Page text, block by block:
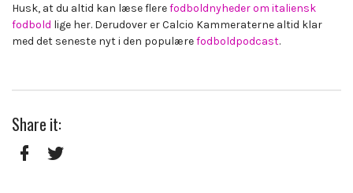
Husk, at du altid kan læse flerefodboldnyheder om italiensk
fodbold lige her. Derudover er Calcio Kammeraterne altid klar
med det seneste nyt i den populærefodboldpodcast.
Share it: